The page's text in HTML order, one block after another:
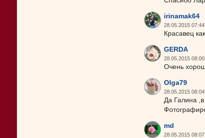
irinamak64
28.05.2015 07:44
Красавец
GERDA
28.05.2015 08:00
Очень хорош
Olga79
28.05.2015 08:04
Да Галина ,в
md
28.05.2015 08:07